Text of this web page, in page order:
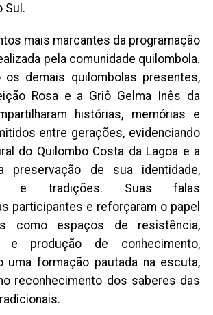
Sul.
mais marcantes da programação
pela comunidade quilombola.
os demais quilombolas presentes,
Rosa e a Griô Gelma Inês da
histórias, memórias e
entre gerações, evidenciando
do Quilombo Costa da Lagoa e a
preservação de sua identidade,
e tradições. Suas falas
participantes e reforçaram o papel
como espaços de resistência,
e produção de conhecimento,
uma formação pautada na escuta,
reconhecimento dos saberes das